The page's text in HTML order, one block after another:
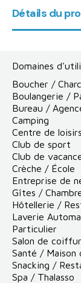
Détails du
Domaines
Boucher /
Boulangerie /
Bureau /
Camping
Centre de loisirs
Club de sport
Club de
Crèche / École
Entreprise de
Gîtes /
Hôtellerie /
Laverie
Particulier
Salon de
Santé /
Snacking /
Spa / Thalasso